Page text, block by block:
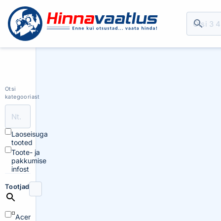
Otsi
kategooriast
Laoseisuga
tooted
Toote- ja
pakkumise
infost
Tootjad
Acer